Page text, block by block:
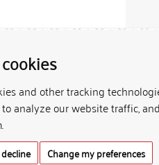
and other tracking
analyze our website traffic,
Change my preferences
constituent
vědeckou
purposes